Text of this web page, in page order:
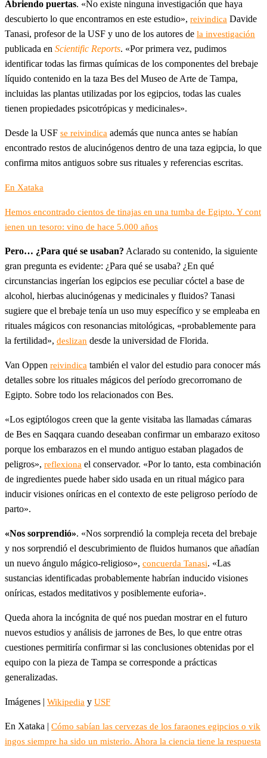
Abriendo puertas. «No existe ninguna investigación que haya
descubierto lo que encontramos en este estudio», reivindica Davide
Tanasi, profesor de la USF y uno de los autores de la investigación
publicada en Scientific Reports. «Por primera vez, pudimos
identificar todas las firmas químicas de los componentes del brebaje
líquido contenido en la taza Bes del Museo de Arte de Tampa,
incluidas las plantas utilizadas por los egipcios, todas las cuales
tienen propiedades psicotrópicas y medicinales».
Desde la USF se reivindica además que nunca antes se habían
encontrado restos de alucinógenos dentro de una taza egipcia, lo que
confirma mitos antiguos sobre sus rituales y referencias escritas.
En Xataka
Hemos encontrado cientos de tinajas en una tumba de Egipto. Y cont
ienen un tesoro: vino de hace 5.000 años
Pero… ¿Para qué se usaban? Aclarado su contenido, la siguiente
gran pregunta es evidente: ¿Para qué se usaba? ¿En qué
circunstancias ingerían los egipcios ese peculiar cóctel a base de
alcohol, hierbas alucinógenas y medicinales y fluidos? Tanasi
sugiere que el brebaje tenía un uso muy específico y se empleaba en
rituales mágicos con resonancias mitológicas, «probablemente para
la fertilidad», deslizan desde la universidad de Florida.
Van Oppen reivindica también el valor del estudio para conocer más
detalles sobre los rituales mágicos del período grecorromano de
Egipto. Sobre todo los relacionados con Bes.
«Los egiptólogos creen que la gente visitaba las llamadas cámaras
de Bes en Saqqara cuando deseaban confirmar un embarazo exitoso
porque los embarazos en el mundo antiguo estaban plagados de
peligros», reflexiona el conservador. «Por lo tanto, esta combinación
de ingredientes puede haber sido usada en un ritual mágico para
inducir visiones oníricas en el contexto de este peligroso período de
parto».
«Nos sorprendió». «Nos sorprendió la compleja receta del brebaje
y nos sorprendió el descubrimiento de fluidos humanos que añadían
un nuevo ángulo mágico-religioso», concuerda Tanasi. «Las
sustancias identificadas probablemente habrían inducido visiones
oníricas, estados meditativos y posiblemente euforia».
Queda ahora la incógnita de qué nos puedan mostrar en el futuro
nuevos estudios y análisis de jarrones de Bes, lo que entre otras
cuestiones permitiría confirmar si las conclusiones obtenidas por el
equipo con la pieza de Tampa se corresponde a prácticas
generalizadas.
Imágenes | Wikipedia y USF
En Xataka | Cómo sabían las cervezas de los faraones egipcios o vik
ingos siempre ha sido un misterio. Ahora la ciencia tiene la respuesta